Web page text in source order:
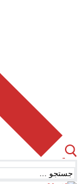
برای: